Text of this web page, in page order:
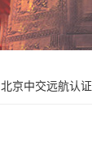
北京中交远航认证